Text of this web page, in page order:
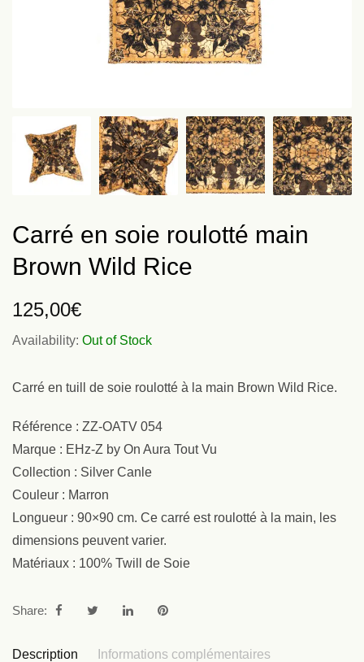
Carré en soie roulotté main
Brown Wild Rice
125,00€
Availability: Out of Stock
Carré en tuill de soie roulotté à la main Brown Wild Rice.
Référence : ZZ-OATV 054
Marque : EHz-Z by On Aura Tout Vu
Collection : Silver Canle
Couleur : Marron
Longueur : 90×90 cm. Ce carré est roulotté à la main, les
dimensions peuvent varier.
Matériaux : 100% Twill de Soie
Share:
Description Informations complémentaires